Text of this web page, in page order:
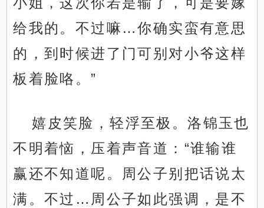
给我的。不过嘛…你确实蛮有意思
的，到时候进了门可别对小爷这样
板着脸咯。”
嬉皮笑脸，轻浮至极。洛锦玉也
不明着恼，压着声音道：“谁输谁
赢还不知道呢。周公子别把话说太
满。不过…周公子如此强调，是不